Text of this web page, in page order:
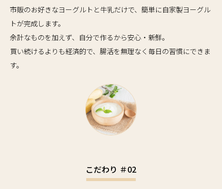
市販のお好きなヨーグルトと牛乳だけで、簡単に自家製ヨーグル
トが完成します。
余計なものを加えず、自分で作るから安心・新鮮。
買い続けるよりも経済的で、腸活を無理なく毎日の習慣にできま
す。
こだわり ＃02